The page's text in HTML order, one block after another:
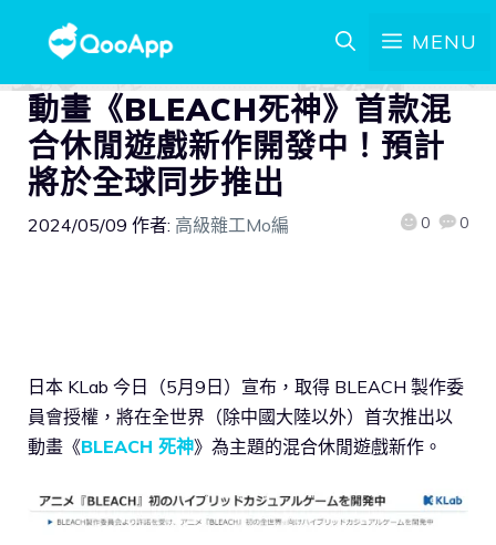
MENU
動畫《BLEACH死神》首款混
合休閒遊戲新作開發中！預計
將於全球同步推出
2024/05/09 作者: 高級雜工Mo編 0 0
日本 KLab 今日（5月9日）宣布，取得 BLEACH 製作委
員會授權，將在全世界（除中國大陸以外）首次推出以
動畫《BLEACH 死神》為主題的混合休閒遊戲新作。